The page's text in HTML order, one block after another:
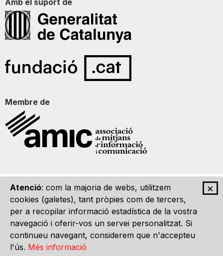
×
Atenció: com la majoria de webs, utilitzem
cookies (galetes), tant pròpies com de tercers,
per a recopilar informació estadística de la vostra
navegació i oferir-vos un servei personalitzat. Si
continueu navegant, considerem que n'accepteu
l'ús. Més informació
Amb el suport de
Membre de
Qui som Contacte Imatge Gràfica Avís legal